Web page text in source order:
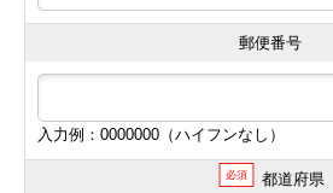
郵便番号
入力例：0000000（ハイフンなし）
必須 都道府県